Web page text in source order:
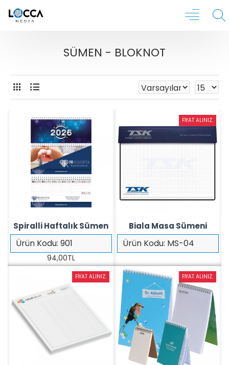
SÜMEN - BLOKNOT
Ürün Kodu: 901
Spiralli Haftalık Sümen
94,00TL
FIYAT ALINIZ.
Ürün Kodu: MS-04
Biala Masa Sümeni
FIYAT ALINIZ. FIYAT ALINIZ.